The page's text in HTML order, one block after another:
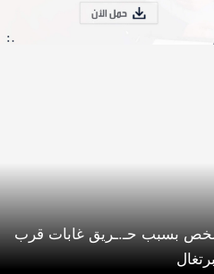
تجلي أكثر من 600 شخص بسبب حـ.ـريق غابات قرب